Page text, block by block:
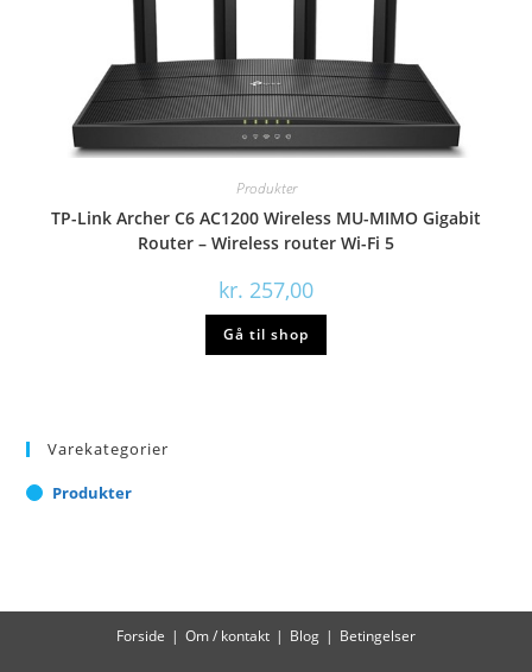
Produkter
TP-Link Archer C6 AC1200 Wireless MU-MIMO Gigabit
Router – Wireless router Wi-Fi 5
kr. 257,00
Gå til shop
Varekategorier
Produkter
Forside Om / kontakt Blog Betingelser